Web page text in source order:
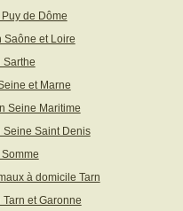
de Dôme
Saône et Loire
Sarthe
et Marne
Seine Maritime
Seine Saint Denis
à domicile Tarn
et Garonne